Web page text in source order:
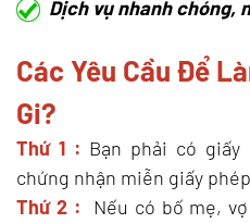
Dịch vụ nhanh chóng,
Các Yêu Cầu Để
Gi?
Thứ 1 : Bạn phải có giấy
chứng nhận miễn giấy
Thứ 2 : Nếu có bố mẹ,